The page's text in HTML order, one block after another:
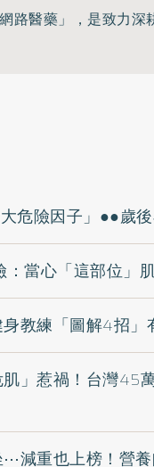
路醫藥」，是致力深
危險因子」●●歲
當心「這部位」
教練「圖解4招」
」惹禍！台灣45
減重也上榜！營